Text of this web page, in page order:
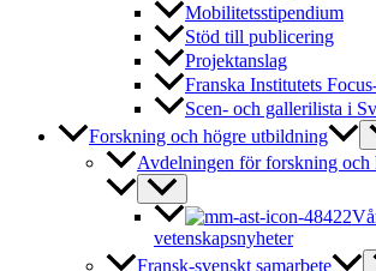
Mobilitetsstipendium
Stöd till publicering
Projektanslag
Franska Institutets
Scen- och gallerilista i
Forskning och högre utbildning
Avdelningen för forskning och
vetenskapsnyheter
Fransk-svenskt samarbete